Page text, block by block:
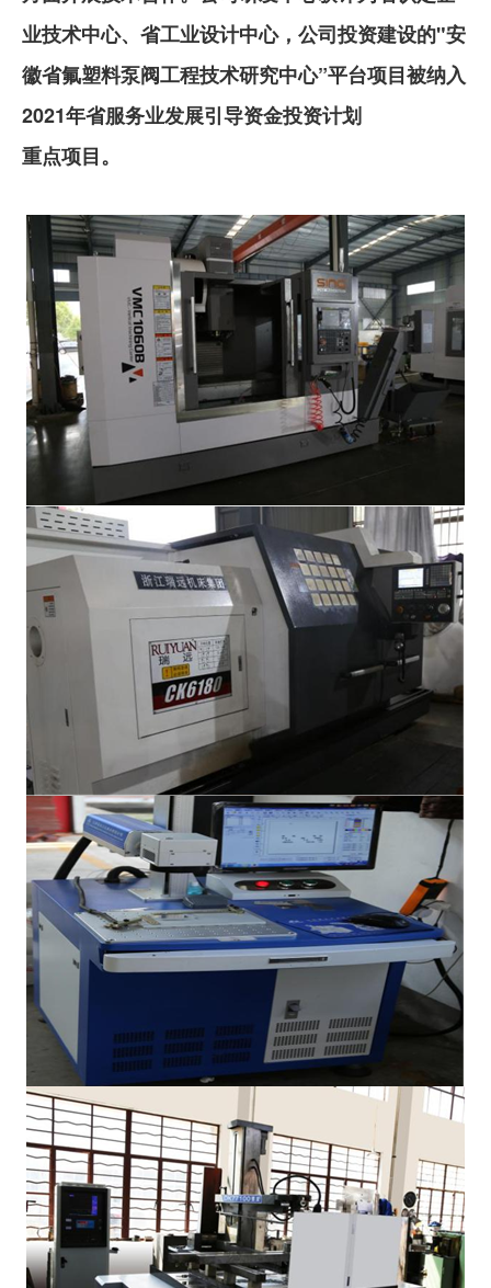
业技术中心、省工业设计中心，公司投资建设的"安
徽省氟塑料泵阀工程技术研究中心”平台项目被纳入
2021年省服务业发展引导资金投资计划
重点项目。